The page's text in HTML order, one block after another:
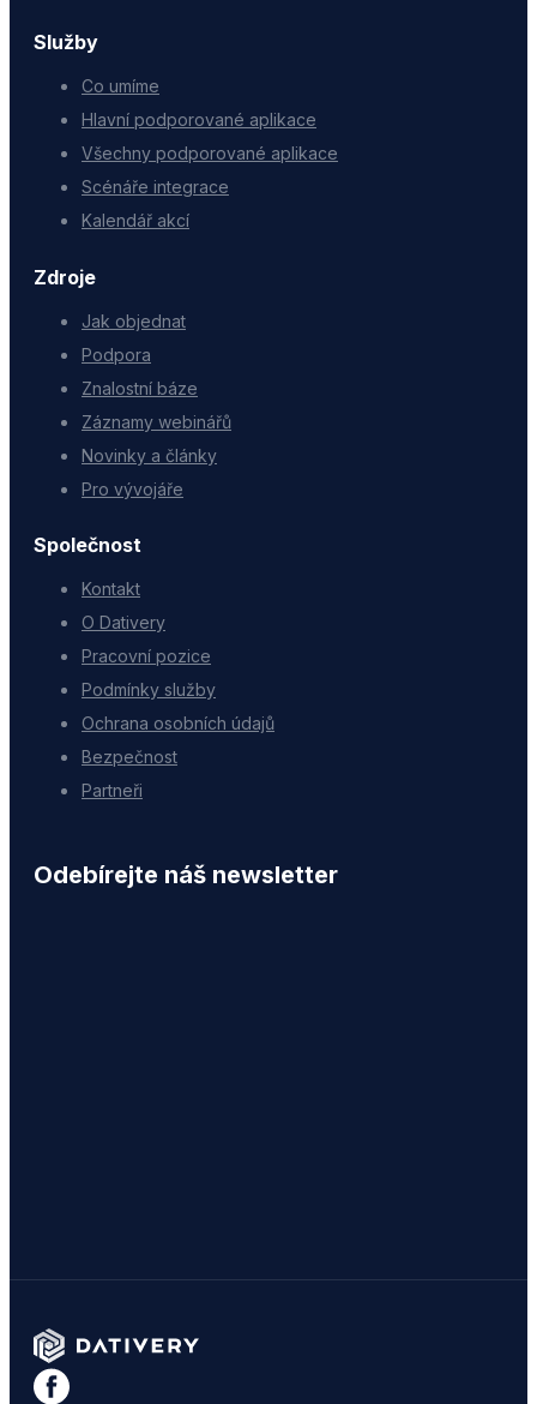
Služby
Co umíme
Hlavní podporované aplikace
Všechny podporované aplikace
Scénáře integrace
Kalendář akcí
Zdroje
Jak objednat
Podpora
Znalostní báze
Záznamy webinářů
Novinky a články
Pro vývojáře
Společnost
Kontakt
O Dativery
Pracovní pozice
Podmínky služby
Ochrana osobních údajů
Bezpečnost
Partneři
Odebírejte náš newsletter